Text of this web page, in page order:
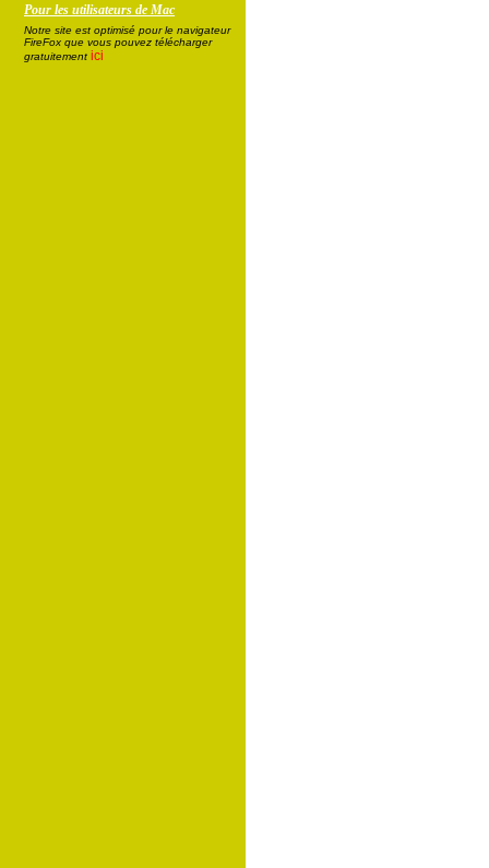
Pour les utilisateurs de Mac
Notre site est optimisé pour le navigateur
FireFox que vous pouvez télécharger
gratuitement ici